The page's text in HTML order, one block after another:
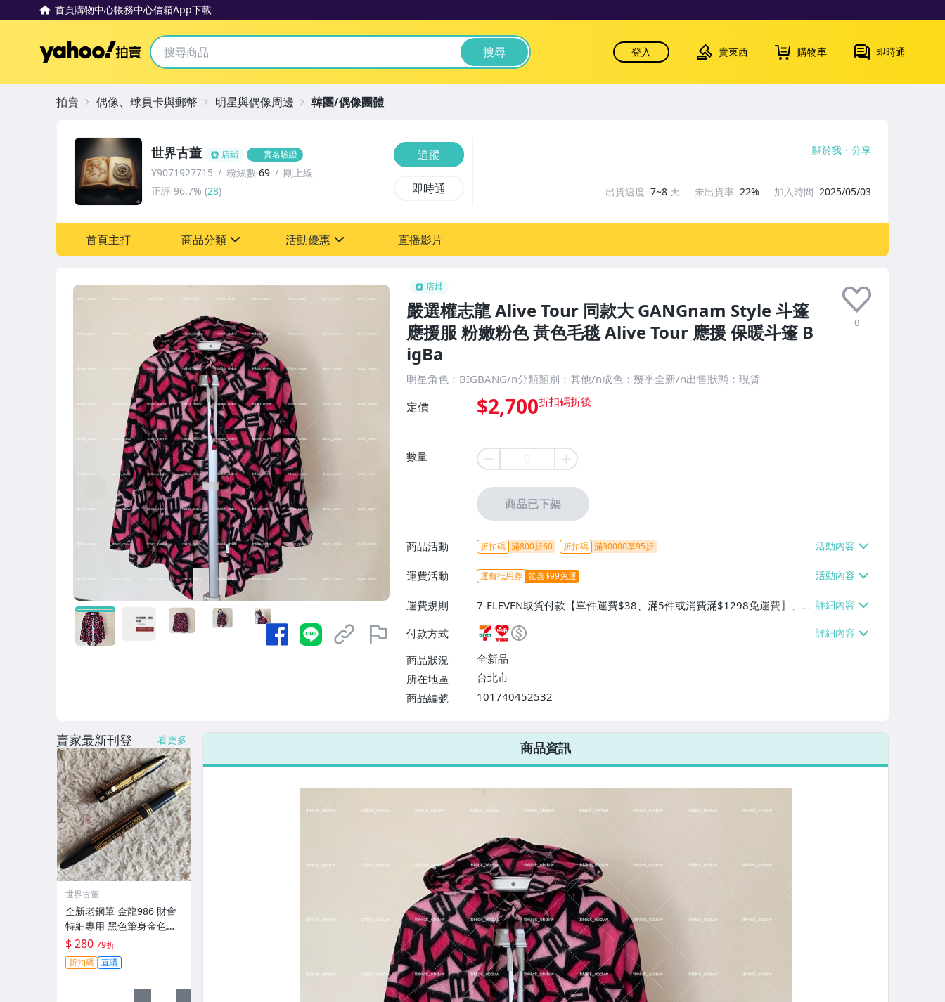
首頁購物中心帳務中心信箱App下載
Yahoo拍賣 搜尋 登入 賣東西 購物車 即時通
店鋪
嚴選權志龍 Alive Tour 同款大 GANGnam Style 斗篷
應援服 粉嫩粉色 黃色毛毯 Alive Tour 應援 保暖斗篷 B
igBa
0
明星角色：BIGBANG/n分類類別：其他/n成色：幾乎全新/n出售狀態：現貨
定價 $2,700
數量
商品已下架
商品活動 折扣碼 滿800折60 折扣碼 滿30000享95折
運費活動 運費抵用券 驚喜$99免運
運費規則
7-ELEVEN取貨付款【單件運費$38、滿5件或消費滿$1298免運費】、7-
ELEVEN取貨不付款【免運費】、萊爾富取貨付款【單件運費$60、滿5件
或消費滿$1298免運費】、宅配/貨運【單件運費$120、滿5件或消費滿
$1598免運費】
付款方式
商品狀況
全新品
所在地區
台北市
商品編號
101740452532
7-ELEVEN 運費只要38元
不限金額、筆數，筆筆優惠無限次！
世界古董 店鋪 實名驗證
Y9071927715 粉絲數 69
剛上線
正評 96.7% (28)
追蹤
即時通
關於我 分享
出貨速度 7~8 天 未出貨率 22% 加入時間 2025/05/03
首頁主打 商品分類 活動優惠 直播影片
拍賣 偶像、球員卡與郵幣 明星與偶像周邊 韓團/偶像團體
商品資訊
賣家最新刊登 看更多
世界古董
全新老鋼筆 金龍986 財會
特細專用 黑色筆身金色裝
飾 大氣順滑好寫 小明尖 筆
夾輕微氧化 無損毫毛 新手
舊藏共賞 財會鋼筆 傳承工
$ 280 79折
折扣碼 直購